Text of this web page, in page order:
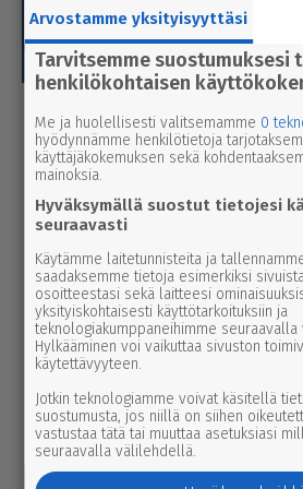
Tänään Viikko
urheilu7.8.2026 14.00
Janne Ojala näkee
seu­dussa
uutinen8.8.2026 2.55
Syyttäjä ei nosta
kal­ja­ko­hussa –
tapah­tu­mien kulusta
uutinen8.8.2026 3.00
Arvostamme yksityisyyttäsi
Tarvitsemme suostumuksesi
henkilökohtaisen
Me ja huolellisesti valitsemamme 0
hyödynnämme henkilötietoja
käyttäjäkokemuksen sekä
mainoksia.
Hyväksymällä suostut tietojesi
seuraavasti
Käytämme laitetunnisteita ja
saadaksemme tietoja esimerkiksi
osoitteestasi sekä laitteesi
yksityiskohtaisesti käyttötarkoituksiin ja
teknologiakumppaneihimme
Hylkääminen voi vaikuttaa sivuston
käytettävyyteen.
Jotkin teknologiamme voivat käsitellä
suostumusta, jos niillä on siihen
vastustaa tätä tai muuttaa asetuksiasi
seuraavalla välilehdellä.